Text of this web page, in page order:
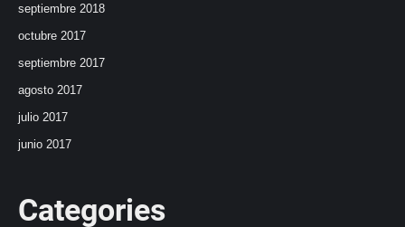
septiembre 2018
octubre 2017
septiembre 2017
agosto 2017
julio 2017
junio 2017
Categories